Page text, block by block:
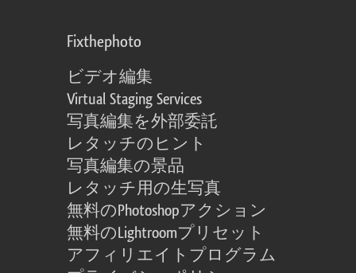
Fixthephoto
ビデオ編集
Virtual Staging Services
写真編集を外部委託
レタッチのヒント
写真編集の景品
レタッチ用の生写真
無料のPhotoshopアクション
無料のLightroomプリセット
アフィリエイトプログラム